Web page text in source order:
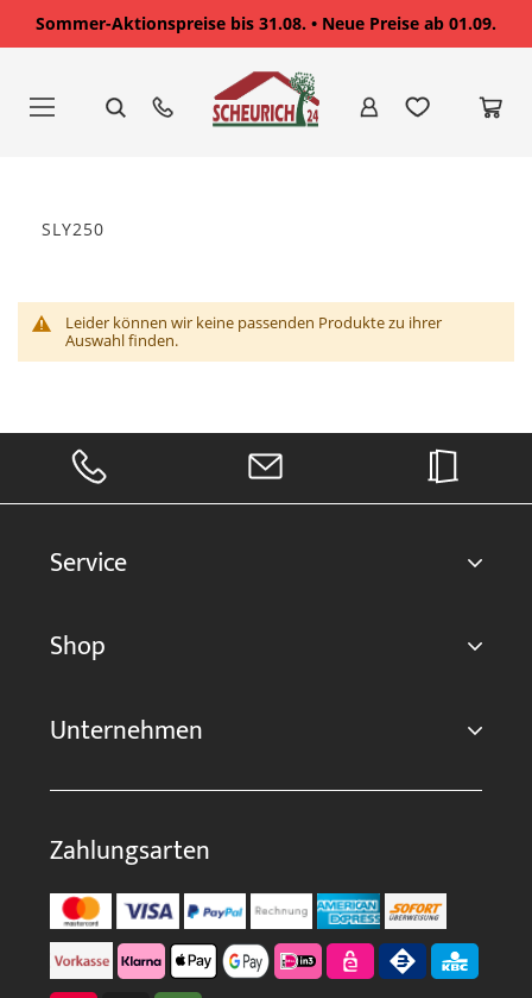
Sommer-Aktionspreise bis 31.08. • Neue Preise ab 01.09.
springen
SLY250
Leider können wir keine passenden Produkte zu ihrer
Auswahl finden.
Service
Shop
Unternehmen
Zahlungsarten